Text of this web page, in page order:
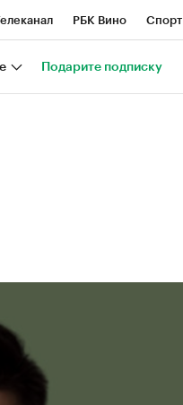
РБК Вино Спорт
ГородПодарите подписку